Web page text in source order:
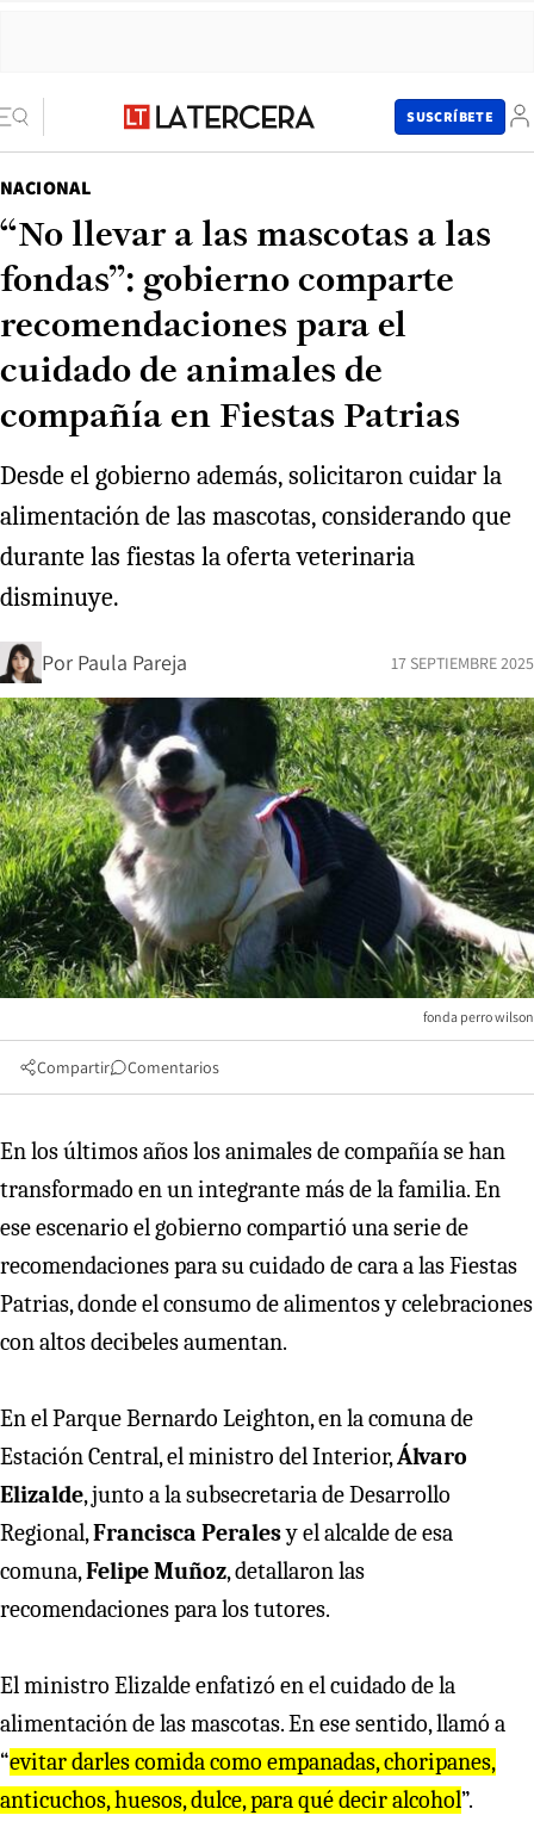
SUSCRÍBETE
NACIONAL
“No llevar a las mascotas a las
fondas”: gobierno comparte
recomendaciones para el
cuidado de animales de
compañía en Fiestas Patrias
Desde el gobierno además, solicitaron cuidar la
alimentación de las mascotas, considerando que
durante las fiestas la oferta veterinaria
disminuye.
Por Paula Pareja 17 SEPTIEMBRE 2025
fonda perro wilson
Compartir Comentarios
En los últimos años los animales de compañía se han
transformado en un integrante más de la familia. En
ese escenario el gobierno compartió una serie de
recomendaciones para su cuidado de cara a las Fiestas
Patrias, donde el consumo de alimentos y celebraciones
con altos decibeles aumentan.
En el Parque Bernardo Leighton, en la comuna de
Estación Central, el ministro del Interior,Álvaro
Elizalde, junto a la subsecretaria de Desarrollo
Regional,Francisca Peralesy el alcalde de esa
comuna,Felipe Muñoz, detallaron las
recomendaciones para los tutores.
El ministro Elizalde enfatizó en el cuidado de la
alimentación de las mascotas. En ese sentido, llamó a
“evitar darles comida como empanadas, choripanes,
anticuchos, huesos, dulce, para qué decir alcohol”.